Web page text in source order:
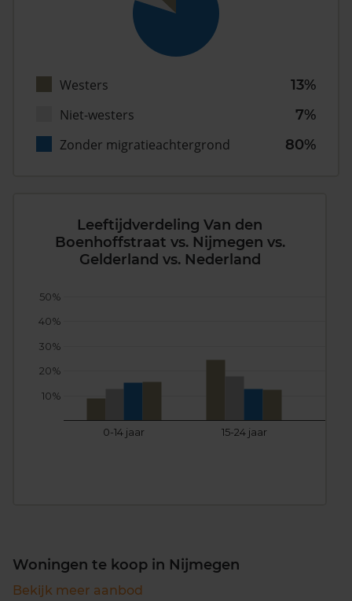
Westers
13%
Niet-westers
7%
Zonder migratieachtergrond
80%
Leeftijdverdeling Van den
Boenhoffstraat vs. Nijmegen vs.
Gelderland vs. Nederland
0-14 jaar 15-24 jaar
10%
20%
30%
40%
50%
Woningen te koop in Nijmegen
Bekijk meer aanbod